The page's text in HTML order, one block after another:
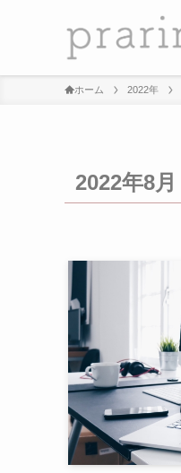
ホーム 2022年
2022年8月